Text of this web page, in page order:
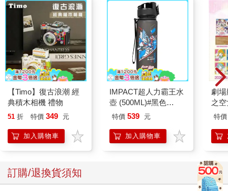
【Timo】復古浪潮 經
典積木相機 禮物
51 折 特價 349 元
加入購物車
IMPACT超人力霸王水
壺 (500ML)#黑色
IMUTB01BK
特價 539 元
加入購物車
劇
之
樂
組
特價
訂購/退換貨須知